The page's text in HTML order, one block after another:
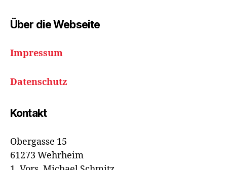
Gruppe
Über die Webseite
Impressum
Datenschutz
Kontakt
Obergasse 15
61273 Wehrheim